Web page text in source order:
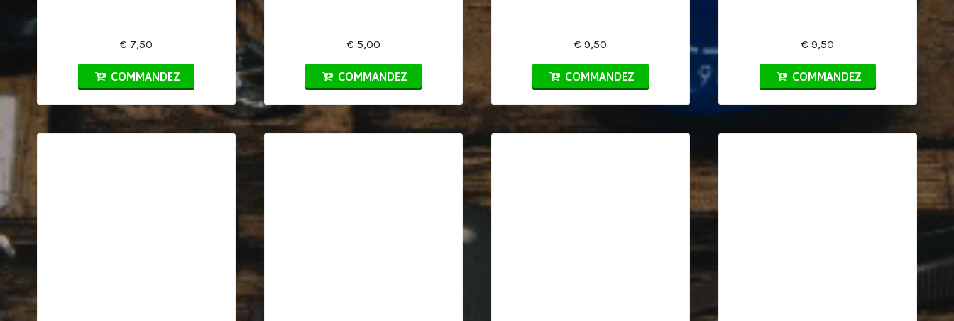
€ 7,50
COMMANDEZ
€ 5,00
COMMANDEZ
€ 9,50
COMMANDEZ
€ 9,50
COMMANDEZ